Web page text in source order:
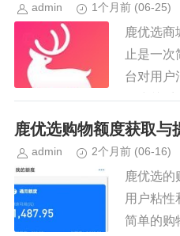
admin 1个月前 (06-25)
鹿优选商
止是一
台对用户
用户关系
地将提现
鹿优选购物额度获取与
admin 2个月前 (06-16)
鹿优选的
用户粘性
简单的购